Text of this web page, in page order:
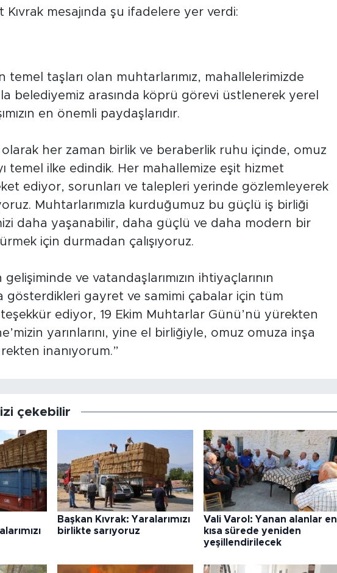
Kıvrak mesajında şu ifadelere yer verdi:
temel taşları olan muhtarlarımız, mahallelerimizde
belediyemiz arasında köprü görevi üstlenerek yerel
en önemli paydaşlarıdır.
olarak her zaman birlik ve beraberlik ruhu içinde, omuz
temel ilke edindik. Her mahallemize eşit hizmet
ediyor, sorunları ve talepleri yerinde gözlemleyerek
Muhtarlarımızla kurduğumuz bu güçlü iş birliği
daha yaşanabilir, daha güçlü ve daha modern bir
için durmadan çalışıyoruz.
ve vatandaşlarımızın ihtiyaçlarının
gösterdikleri gayret ve samimi çabalar için tüm
teşekkür ediyor, 19 Ekim Muhtarlar Günü’nü yürekten
yarınlarını, yine el birliğiyle, omuz omuza inşa
inanıyorum.”
çekebilir
Başkan Kıvrak: Yaralarımızı
birlikte sarıyoruz
Vali Varol: Yanan alanlar en
kısa sürede yeniden
yeşillendirilecek